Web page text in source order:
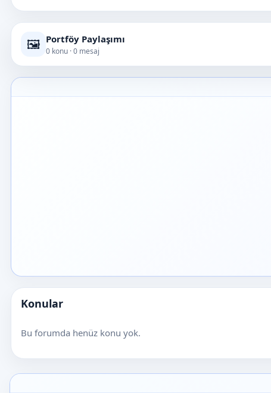
🖼️ Portföy Paylaşımı
0 konu · 0 mesaj
Konular
Bu forumda henüz konu yok.